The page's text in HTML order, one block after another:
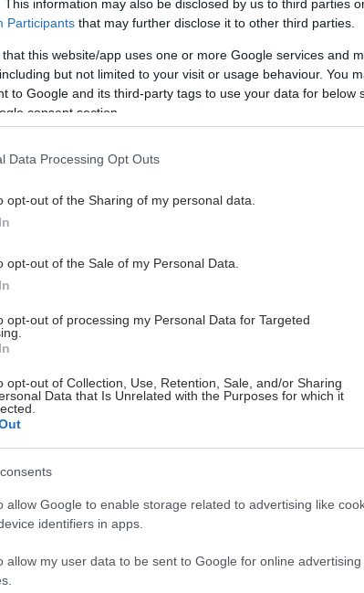
This information may also be disclosed by us to third parties
Participants that may further disclose it to other third parties.
that this website/app uses one or more Google services and
but not limited to your visit or usage behaviour. You
to Google and its third-party tags to use your data for below
consent section.
Data Processing Opt Outs
opt-out of the Sharing of my personal data.
opt-out of the Sale of my Personal Data.
opt-out of processing my Personal Data for Targeted
opt-out of Collection, Use, Retention, Sale, and/or Sharing
Data that Is Unrelated with the Purposes for which it
allow Google to enable storage related to advertising like
identifiers in apps.
allow my user data to be sent to Google for online advertising
σωματικού βάρους αποτελεί ανασταλτικό παράγοντα
της μελέτης του ΕΛΙΟΣ αντιστρέφεται αυτή η
σαφές ότι τόσο το αυξημένο σωματικό βάρος
δεν προστατεύουν τις
γυναίκες από την οστεοπόρωση και την
γυναικών είναι υπέρβαρες ή παχύσαρκες,
που είναι εξαιρετικά συχνή στις
γυναίκες ειδικά σε ηλικίες μεγαλύτερες
τη σχέση εμμηνόπαυσης με τα μυοσκελετικά
η εμφάνιση παθήσεων των οστών –
,των αρθρώσεων –οστεοαρθρίτιδα
- σαρκοπενία, είναι συχνότερη, ενώ και η
αποτελεί έναν επιπλέον επιβαρυντικό παράγοντα.
στη μείωση της ποιότητας της ζωής των
παραμόρφωσή του. Είναι χαρακτηριστικό ότι το
με οστεοπόρωση έχουν αυξημένο σωματικό